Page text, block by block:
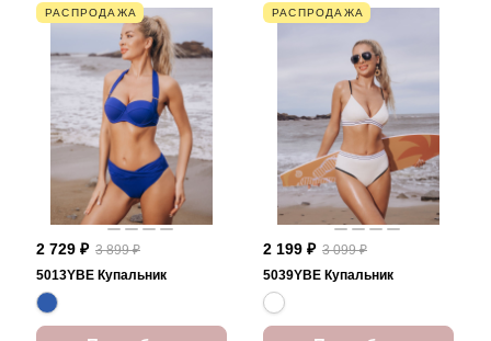
РАСПРОДАЖА
2 729 ₽ 3 899 ₽
5013YBE Купальник
РАСПРОДАЖА
2 199 ₽ 3 099 ₽
5039YBE Купальник